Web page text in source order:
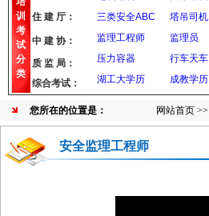
训
考
试
分
类
三类安全ABC
塔吊司机
监理工程师
监理员
压力容器
行车天车
湖工大学历
成教学历
住 建 厅：
中 建 协：
质 监 局：
综合考试：
您所在的位置是： 网站首页 >>
安全监理工程师